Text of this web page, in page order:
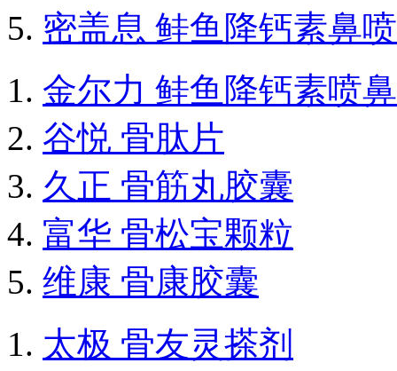
密盖息 鲑鱼降钙素鼻
金尔力 鲑鱼降钙素喷
谷悦 骨肽片
久正 骨筋丸胶囊
富华 骨松宝颗粒
维康 骨康胶囊
太极 骨友灵搽剂